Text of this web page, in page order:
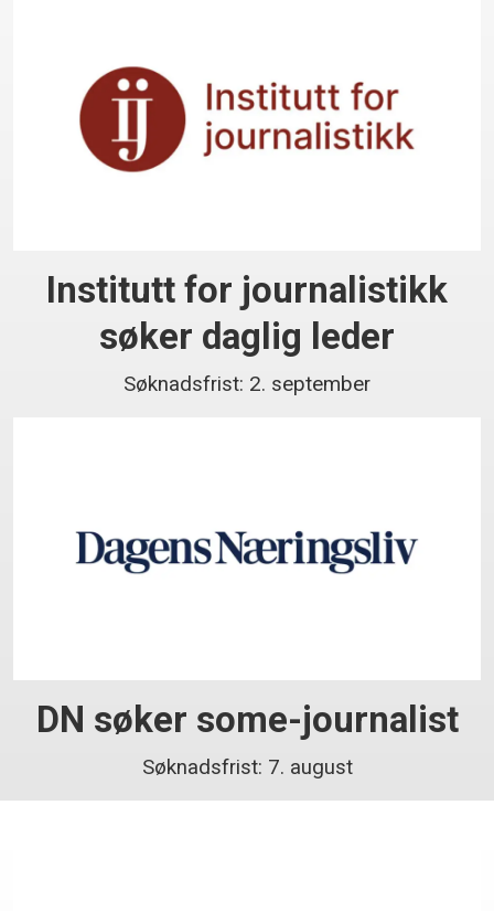
Institutt for journalistikk
søker daglig leder
Søknadsfrist: 2. september
DN søker some-journalist
Søknadsfrist: 7. august